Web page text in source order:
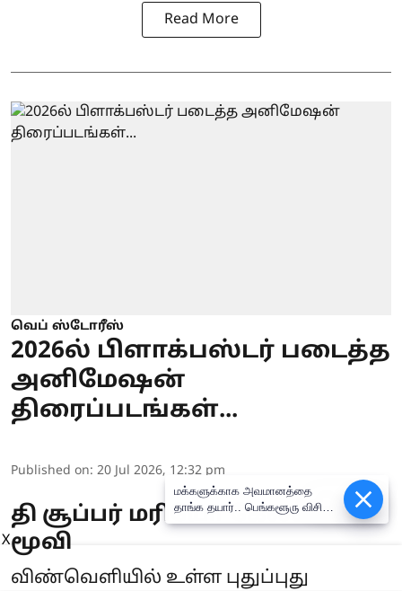
Read More
வெப் ஸ்டோரீஸ்
2026ல் பிளாக்பஸ்டர் படைத்த
அனிமேஷன்
திரைப்படங்கள்...
Published on: 20 Jul 2026, 12:32 pm
தி சூப்பர் மரியோ கேலக்ஸி
மூவி
விண்வெளியில் உள்ள புதுப்புது
Epaper
X
மக்களுக்காக அவமானத்தை
தாங்க தயார்.. பெங்களூரு விசிட்
குறித்து உதயநிதி கேள்விக்கு